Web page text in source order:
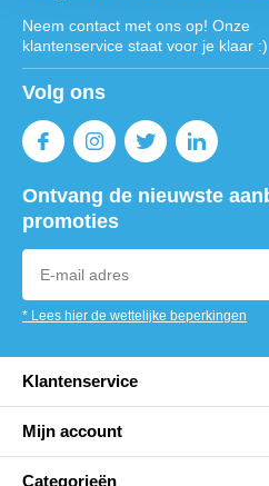
Neem contact met ons op! Onze
klantenservice staat voor je klaar :)
Volg ons
Ontvang de nieuwste
promoties
* Lees hier de wettelijke beperkingen
Klantenservice
Mijn account
Categorieën